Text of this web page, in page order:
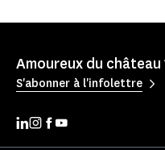
Amoureux du
S'abonner à l'infolettre